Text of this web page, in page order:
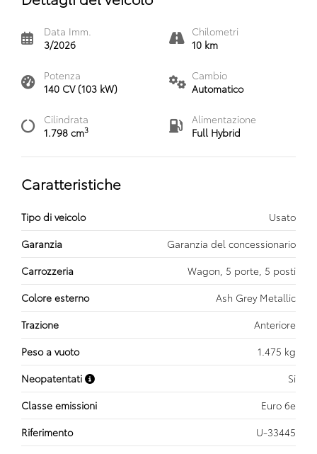
Data Imm.
3/2026
Chilometri
10 km
Potenza
140 CV (103 kW)
Cambio
Automatico
Cilindrata
1.798 cm3
Alimentazione
Full Hybrid
Caratteristiche
Tipo di veicolo
Usato
Garanzia
Garanzia del concessionario
Carrozzeria
Wagon, 5 porte, 5 posti
Colore esterno
Ash Grey Metallic
Trazione
Anteriore
Peso a vuoto
1.475 kg
Neopatentati
Si
Classe emissioni
Euro 6e
Riferimento
U-33445